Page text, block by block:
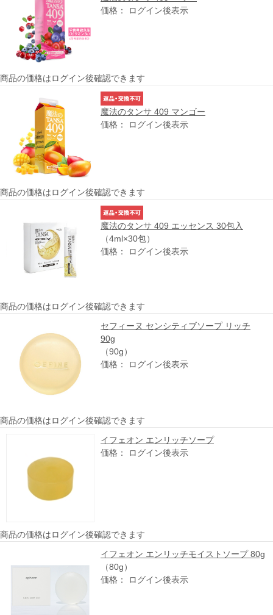
価格： ログイン後表示
商品の価格はログイン後確認できます
魔法のタンサ 409 マンゴー
価格： ログイン後表示
商品の価格はログイン後確認できます
魔法のタンサ 409 エッセンス 30包入
（4ml×30包）
価格： ログイン後表示
商品の価格はログイン後確認できます
セフィーヌ センシティブソープ リッチ
90g
（90g）
価格： ログイン後表示
商品の価格はログイン後確認できます
イフェオン エンリッチソープ
価格： ログイン後表示
商品の価格はログイン後確認できます
イフェオン エンリッチモイストソープ 80g
（80g）
価格： ログイン後表示